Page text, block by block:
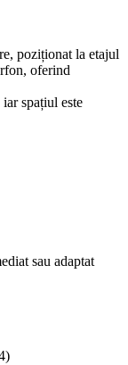
poziționat la etajul
oferind
spațiul este
sau adaptat